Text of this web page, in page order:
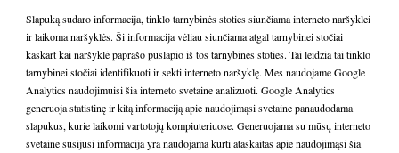
Slapuką sudaro informacija, tinklo tarnybinės stoties siunčiama interneto naršyklei
ir laikoma naršyklės. Ši informacija vėliau siunčiama atgal tarnybinei stočiai
kaskart kai naršyklė paprašo puslapio iš tos tarnybinės stoties. Tai leidžia tai tinklo
tarnybinei stočiai identifikuoti ir sekti interneto naršyklę. Mes naudojame Google
Analytics naudojimuisi šia interneto svetaine analizuoti. Google Analytics
generuoja statistinę ir kitą informaciją apie naudojimąsi svetaine panaudodama
slapukus, kurie laikomi vartotojų kompiuteriuose. Generuojama su mūsų interneto
svetaine susijusi informacija yra naudojama kurti ataskaitas apie naudojimąsi šia